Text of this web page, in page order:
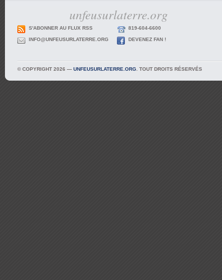
unfeusurlaterre.org
S'ABONNER AU FLUX RSS 819-604-6600
INFO@UNFEUSURLATERRE.ORG DEVENEZ FAN !
© COPYRIGHT 2026 — UNFEUSURLATERRE.ORG . TOUT DROITS RÉSERVÉS